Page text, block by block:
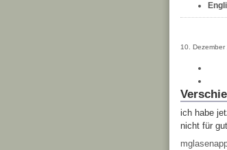
10.
ich habe
nicht für